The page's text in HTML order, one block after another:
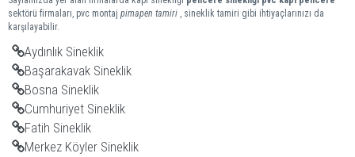
sektörü firmaları, pvc montaj pimapen tamiri , sineklik tamiri gibi ihtiyaçlarınızı da
karşılayabilir.
Aydınlık Sineklik
Başarakavak Sineklik
Bosna Sineklik
Cumhuriyet Sineklik
Fatih Sineklik
Merkez Köyler Sineklik